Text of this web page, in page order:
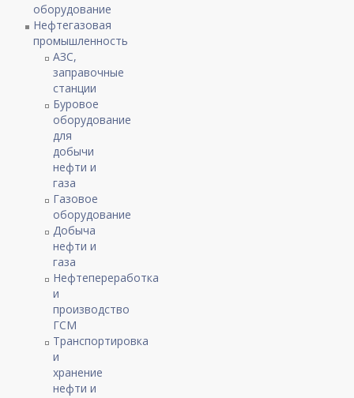
оборудование
Нефтегазовая
промышленность
АЗС,
заправочные
станции
Буровое
оборудование
для
добычи
нефти и
газа
Газовое
оборудование
Добыча
нефти и
газа
Нефтепереработка
и
производство
ГСМ
Транспортировка
и
хранение
нефти и